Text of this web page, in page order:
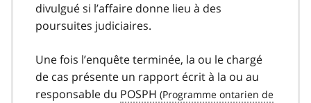
divulgué si l’affaire donne lieu à des
poursuites judiciaires.
Une fois l’enquête terminée, la ou le chargé
de cas présente un rapport écrit à la ou au
responsable du POSPH